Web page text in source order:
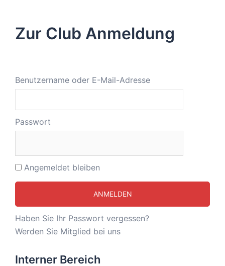
Zur Club Anmeldung
Benutzername oder E-Mail-Adresse
Passwort
Angemeldet bleiben
Haben Sie Ihr Passwort vergessen?
Werden Sie Mitglied bei uns
Interner Bereich